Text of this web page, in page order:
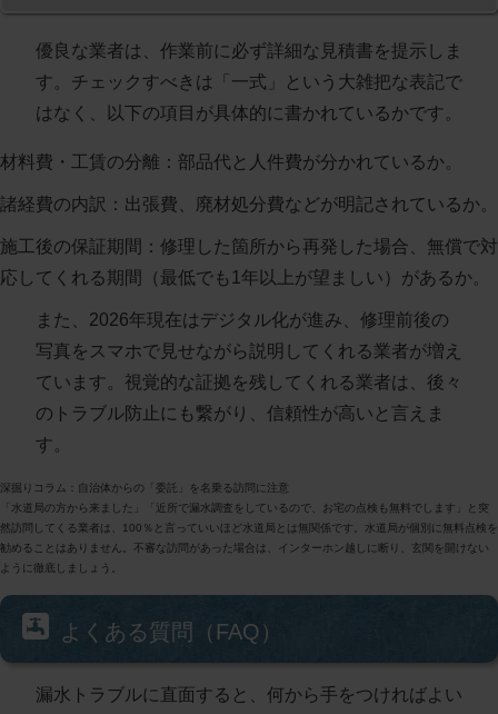
優良な業者は、作業前に必ず詳細な見積書を提示しま
す。チェックすべきは「一式」という大雑把な表記で
はなく、以下の項目が具体的に書かれているかです。
材料費・工賃の分離 ：部品代と人件費が分かれているか。
諸経費の内訳 ：出張費、廃材処分費などが明記されているか。
施工後の保証期間 ：修理した箇所から再発した場合、無償で対
応してくれる期間（最低でも1年以上が望ましい）があるか。
また、2026年現在はデジタル化が進み、修理前後の
写真をスマホで見せながら説明してくれる業者が増え
ています。視覚的な証拠を残してくれる業者は、後々
のトラブル防止にも繋がり、信頼性が高いと言えま
す。
深掘りコラム：自治体からの「委託」を名乗る訪問に注意
「水道局の方から来ました」「近所で漏水調査をしているので、お宅の点検も無料でします」と突
然訪問してくる業者は、100％と言っていいほど水道局とは無関係です。水道局が個別に無料点検を
勧めることはありません。不審な訪問があった場合は、インターホン越しに断り、玄関を開けない
ように徹底しましょう。
よくある質問（FAQ）
漏水トラブルに直面すると、何から手をつければよい